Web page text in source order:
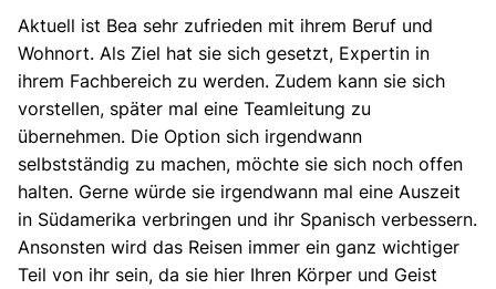
Aktuell ist Bea sehr zufrieden mit ihrem Beruf und
Wohnort. Als Ziel hat sie sich gesetzt, Expertin in
ihrem Fachbereich zu werden. Zudem kann sie sich
vorstellen, später mal eine Teamleitung zu
übernehmen. Die Option sich irgendwann
selbstständig zu machen, möchte sie sich noch offen
halten. Gerne würde sie irgendwann mal eine Auszeit
in Südamerika verbringen und ihr Spanisch verbessern.
Ansonsten wird das Reisen immer ein ganz wichtiger
Teil von ihr sein, da sie hier Ihren Körper und Geist